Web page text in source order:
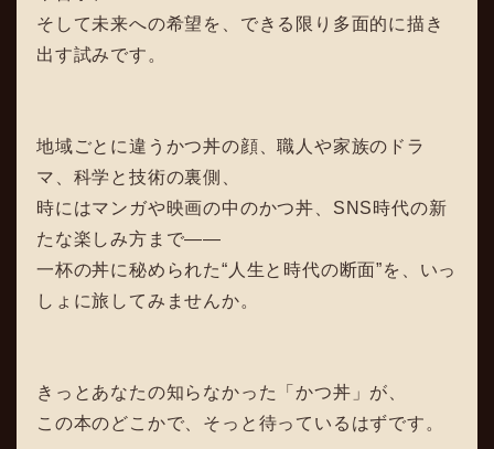
そして未来への希望を、できる限り多面的に描き
出す試みです。
地域ごとに違うかつ丼の顔、職人や家族のドラ
マ、科学と技術の裏側、
時にはマンガや映画の中のかつ丼、SNS時代の新
たな楽しみ方まで――
一杯の丼に秘められた“人生と時代の断面”を、いっ
しょに旅してみませんか。
きっとあなたの知らなかった「かつ丼」が、
この本のどこかで、そっと待っているはずです。